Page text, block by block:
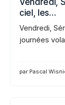
ciel, les…
Vendredi,
journées
par Pascal